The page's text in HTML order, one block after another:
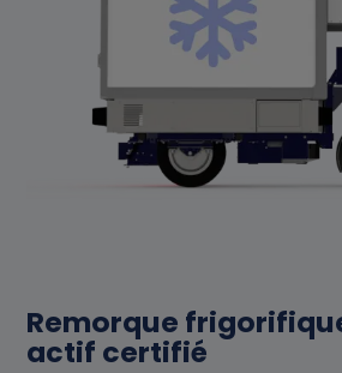
Remorque
actif certifié